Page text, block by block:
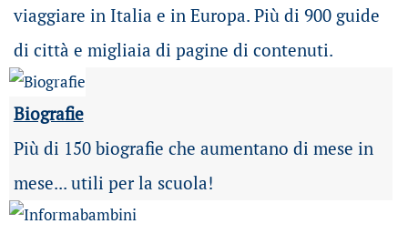
viaggiare in Italia e in Europa. Più di 900 guide
di città e migliaia di pagine di contenuti.
Biografie
Più di 150 biografie che aumentano di mese in
mese... utili per la scuola!